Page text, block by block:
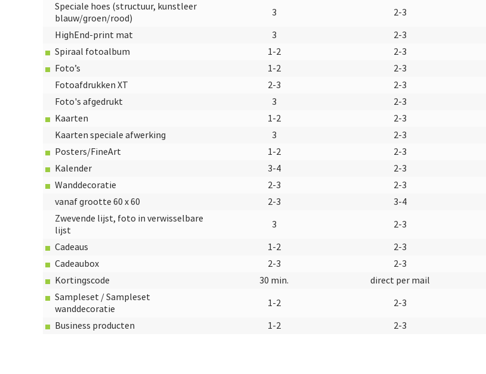
Speciale hoes (structuur, kunstleer
blauw/groen/rood)
3 2-3
HighEnd-print mat
3 2-3
Spiraal fotoalbum
1-2 2-3
Foto’s
1-2 2-3
Fotoafdrukken XT
2-3 2-3
Foto's afgedrukt
3 2-3
Kaarten
1-2 2-3
Kaarten speciale afwerking
3 2-3
Posters/FineArt
1-2 2-3
Kalender
3-4 2-3
Wanddecoratie
2-3 2-3
vanaf grootte 60 x 60
2-3 3-4
Zwevende lijst, foto in verwisselbare
lijst
3 2-3
Cadeaus
1-2 2-3
Cadeaubox
2-3 2-3
Kortingscode
30 min. direct per mail
Sampleset / Sampleset
wanddecoratie
1-2 2-3
Business producten
1-2 2-3